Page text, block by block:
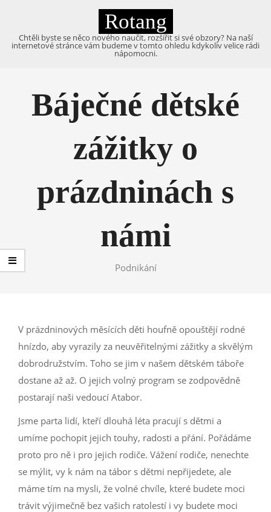
content
Rotang
Chtěli byste se něco nového naučit, rozšířit si své obzory? Na naší
internetové stránce vám budeme v tomto ohledu kdykoliv velice rádi
nápomocni.
Báječné dětské
zážitky o
prázdninách s
námi
Podnikání
V prázdninových měsících děti houfně opouštějí rodné
hnízdo, aby vyrazily za neuvěřitelnými zážitky a skvělým
dobrodružstvím. Toho se jim v našem dětském táboře
dostane až až. O jejich volný program se zodpovědně
postarají naši vedoucí Atabor.
Jsme parta lidí, kteří dlouhá léta pracují s dětmi a
umíme pochopit jejich touhy, radosti a přání. Pořádáme
proto pro ně i pro jejich rodiče. Vážení rodiče, nenechte
se mýlit, vy k nám na tábor s dětmi nepřijedete, ale
máme tím na mysli, že volné chvíle, které budete moci
trávit výjimečně bez vašich ratolestí i vy budete moci